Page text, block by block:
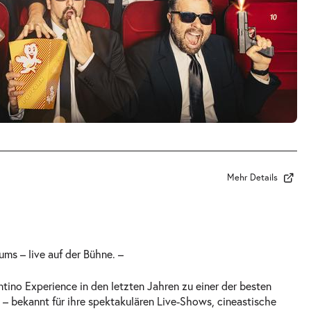
Mehr Details
– live auf der Bühne. –
Experience in den letzten Jahren zu einer der besten
bekannt für ihre spektakulären Live-Shows, cineastische